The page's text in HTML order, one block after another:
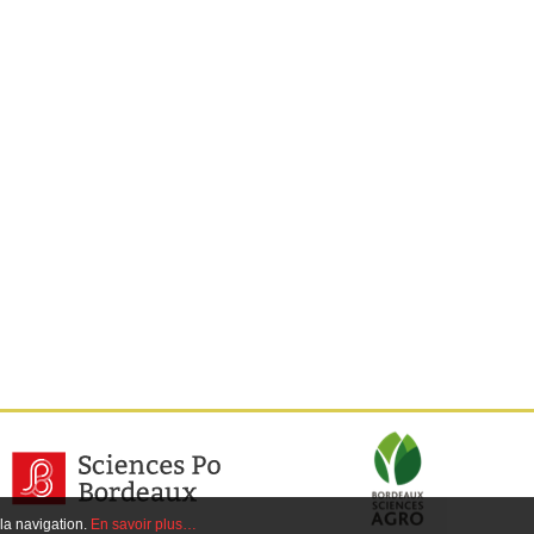
navigation. En savoir plus…